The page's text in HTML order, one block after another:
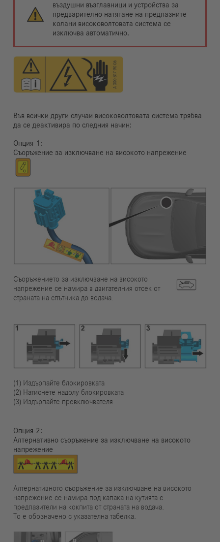
въздушни възглавници и устройства за
предварително натягане на предпазните
колани високоволтовата система се
изключва автоматично.
Във всички други случаи високоволтовата система трябва
да се деактивира по следния начин:
Опция
Съоръжение за изключване на високото напрежение
Съоръжението за изключване на високото
напрежение се намира в двигателния отсек от
страната на спътника до водача.
(1) Издърпайте блокировката
(2) Натиснете надолу блокировката
(3) Издърпайте превключвателя
Опция
Алтернативно съоръжение за изключване на високото
напрежение
Алтернативното съоръжение за изключване на високото
напрежение се намира под капака на кутията с
предпазители на кокпита от страната на водача.
То е обозначено с указателна табелка.